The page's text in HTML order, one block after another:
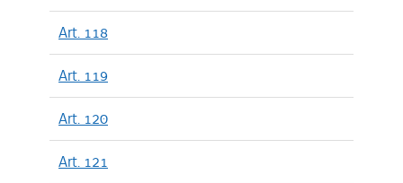
Art. 118
Art. 119
Art. 120
Art. 121